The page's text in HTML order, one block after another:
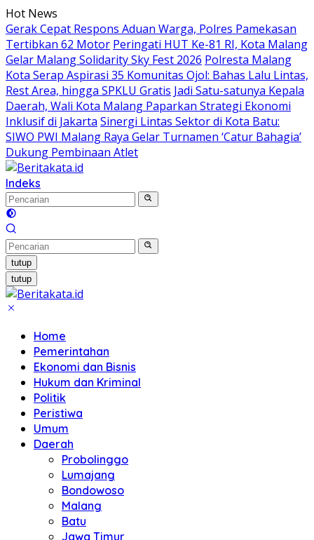
Langsung
ke
konten
Hot News
Gerak Cepat Respons Aduan Warga, Polres Pamekasan
Tertibkan 62 Motor Peringati HUT Ke-81 RI, Kota Malang
Gelar Malang Solidarity Sky Fest 2026 Polresta Malang
Kota Serap Aspirasi 35 Komunitas Ojol: Bahas Lalu Lintas,
Rest Area, hingga SPKLU Gratis Jadi Satu-satunya Kepala
Daerah, Wali Kota Malang Paparkan Strategi Ekonomi
Inklusif di Jakarta Sinergi Lintas Sektor di Kota Batu:
SIWO PWI Malang Raya Gelar Turnamen ‘Catur Bahagia’
Dukung Pembinaan Atlet
Indeks
tutup
tutup
Home
Pemerintahan
Ekonomi dan Bisnis
Hukum dan Kriminal
Politik
Peristiwa
Umum
Daerah
Probolinggo
Lumajang
Bondowoso
Malang
Batu
Jawa Timur